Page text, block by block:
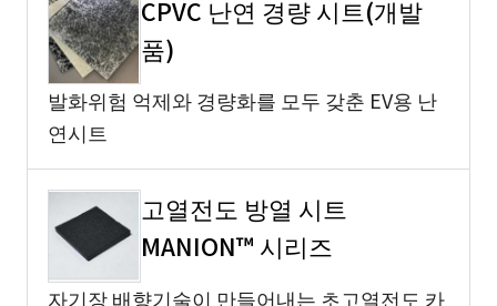
CPVC 난연 경량 시트(개발
품)
발화위험 억제와 경량화를 모두 갖춘 EV용 난
연시트
고열전도 방열 시트
MANION™ 시리즈
자기장 배향기술이 만들어내는 초고열전도 카